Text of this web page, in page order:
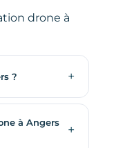
drone à
?
à Angers